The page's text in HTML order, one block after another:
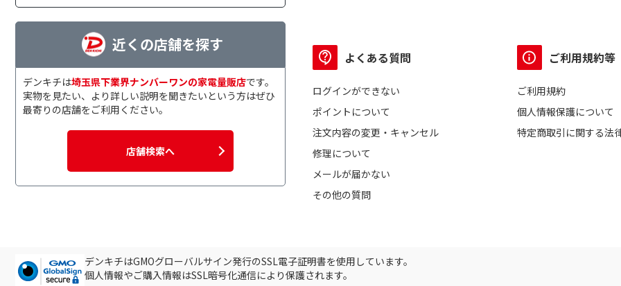
近くの店舗を探す
デンキチは埼玉県下業界ナンバーワンの家電量販店です。
実物を見たい、より詳しい説明を聞きたいという方はぜひ
最寄りの店舗をご利用ください。
店舗検索へ
よくある質問
ログインができない
ポイントについて
注文内容の変更・キャンセル
修理について
メールが届かない
その他の質問
ご利用規約等
ご利用規約
個人情報保護について
特定商取引に関する法
デンキチはGMOグローバルサイン発行のSSL電子証明書を使用しています。
個人情報やご購入情報はSSL暗号化通信により保護されます。